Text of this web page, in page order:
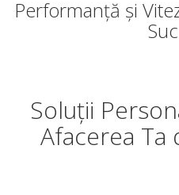
Performanță și
Soluții
Afacerea Ta